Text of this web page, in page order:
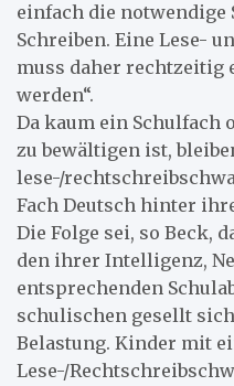
einfach die notwendige
Schreiben. Eine Lese-
muss daher rechtzeitig
werden“.
Da kaum ein Schulfach
zu bewältigen ist,
lese-/
Fach Deutsch hinter
Die Folge sei, so Beck,
den ihrer Intelligenz,
entsprechenden
schulischen gesellt
Belastung. Kinder mit
Lese-/